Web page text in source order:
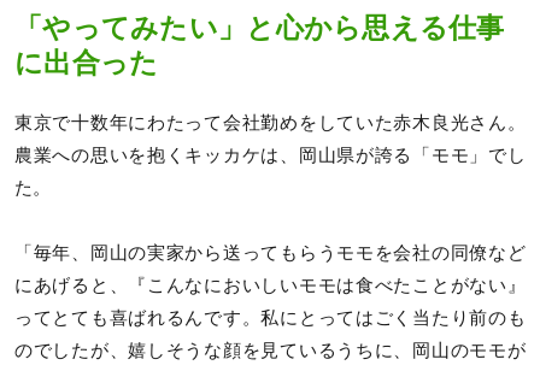
「やってみたい」と心から思える仕事
に出合った
東京で十数年にわたって会社勤めをしていた赤木良光さん。
農業への思いを抱くキッカケは、岡山県が誇る「モモ」でし
た。
「毎年、岡山の実家から送ってもらうモモを会社の同僚など
にあげると、『こんなにおいしいモモは食べたことがない』
ってとても喜ばれるんです。私にとってはごく当たり前のも
のでしたが、嬉しそうな顔を見ているうちに、岡山のモモが